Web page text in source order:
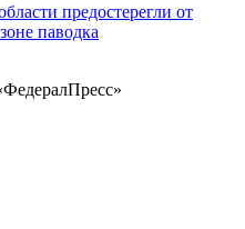
предостерегли от
паводка